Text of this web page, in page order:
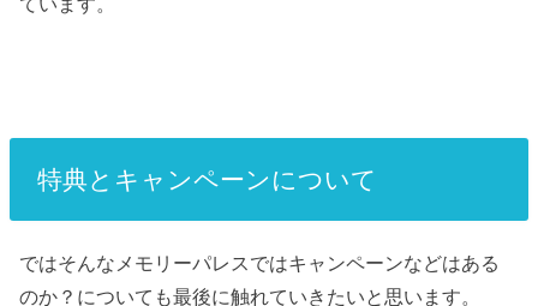
特典とキャンペーンについて
ではそんなメモリーパレスではキャンペーンなどはある
のか？についても最後に触れていきたいと思います。